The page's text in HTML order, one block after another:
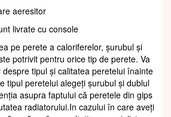
aeresitor
livrate cu console
pe perete a caloriferelor, șurubul și
potrivit pentru orice tip de perete. Va
tipul și calitatea peretelui înainte
tipul peretelui alegeți șurubul și dublul
asupra faptului că peretele din gips
radiatorului.In cazului în care aveți